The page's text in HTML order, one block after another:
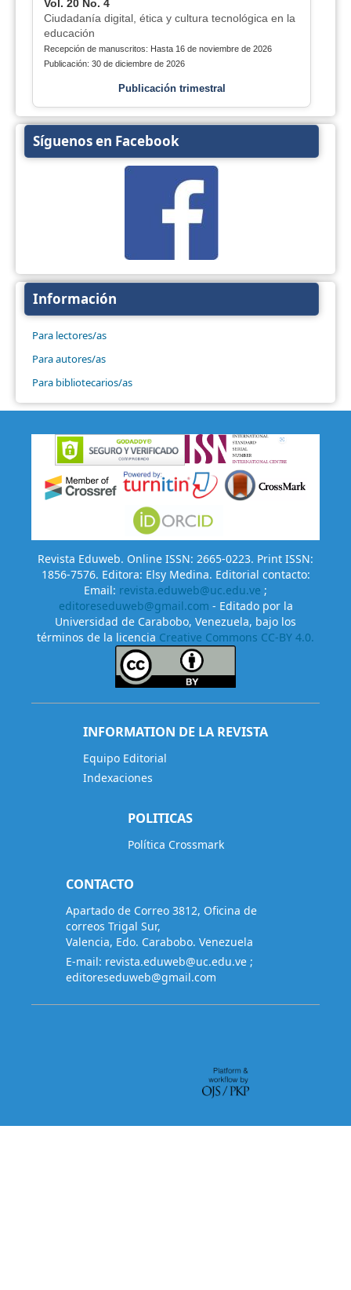
Vol. 20 No. 4
Ciudadanía digital, ética y cultura tecnológica en la
educación
Recepción de manuscritos: Hasta 16 de noviembre de 2026
Publicación: 30 de diciembre de 2026
Publicación trimestral
Síguenos en Facebook
Información
Para lectores/as
Para autores/as
Para bibliotecarios/as
Revista Eduweb. Online ISSN: 2665-0223. Print ISSN:
1856-7576. Editora: Elsy Medina. Editorial contacto:
Email: revista.eduweb@uc.edu.ve ;
editoreseduweb@gmail.com - Editado por la
Universidad de Carabobo, Venezuela, bajo los
términos de la licencia Creative Commons CC-BY 4.0.
INFORMATION DE LA REVISTA
Equipo Editorial
Indexaciones
POLITICAS
Política Crossmark
CONTACTO
Apartado de Correo 3812, Oficina de
correos Trigal Sur,
Valencia, Edo. Carabobo. Venezuela
E-mail: revista.eduweb@uc.edu.ve ;
editoreseduweb@gmail.com